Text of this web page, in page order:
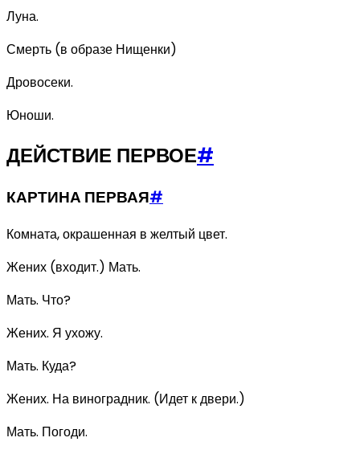
Луна.
Смерть (в образе Нищенки)
Дровосеки.
Юноши.
ДЕЙСТВИЕ ПЕРВОЕ#
КАРТИНА ПЕРВАЯ#
Комната, окрашенная в желтый цвет.
Жених (входит.) Мать.
Мать. Что?
Жених. Я ухожу.
Мать. Куда?
Жених. На виноградник. (Идет к двери.)
Мать. Погоди.